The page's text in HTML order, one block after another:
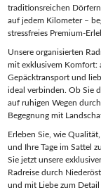
traditionsreichen
auf jedem Kilometer –
stressfreies Premium-
Unsere organisierten
mit exklusivem Komfort:
Gepäcktransport und
ideal verbinden. Ob Sie
auf ruhigen Wegen
Begegnung mit
Erleben Sie, wie
und Ihre Tage im Sattel
Sie jetzt unsere
Radreise durch
und mit Liebe zum Detail